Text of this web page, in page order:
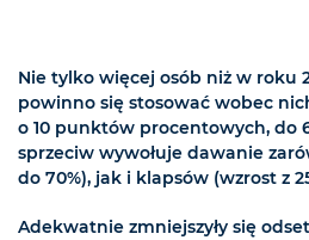
Nie tylko więcej osób niż w roku
powinno się stosować wobec
o 10 punktów procentowych, do
sprzeciw wywołuje dawanie
do 70%), jak i klapsów (wzrost z
Adekwatnie zmniejszyły się